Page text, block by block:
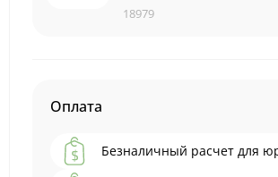
18979
Оплата
Безналичный расчет для